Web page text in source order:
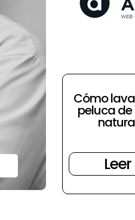
Cómo
peluca de
Leer